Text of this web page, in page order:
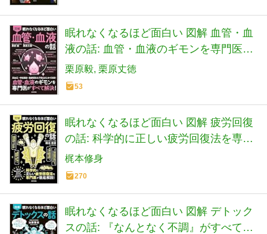
眠れなくなるほど面白い 図解 血管・血
液の話: 血管・血液のギモンを専門医が
すべて解決!
栗原毅 栗原丈徳
53
眠れなくなるほど面白い 図解 疲労回復
の話: 科学的に正しい疲労回復法を専門
医が徹底解説!
梶本修身
270
眠れなくなるほど面白い 図解 デトック
スの話: 『なんとなく不調』がすべて消